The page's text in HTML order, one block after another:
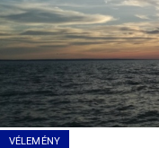
VÉLEMÉNY